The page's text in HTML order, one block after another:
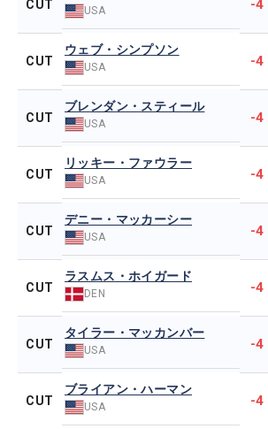
CUT USA -4
CUT
ウェブ・シンプソン
USA -4
CUT
ブレンダン・スティール
USA -4
CUT
リッキー・ファウラー
USA -4
CUT
デニー・マッカーシー
USA -4
CUT
ラスムス・ホイガード
DEN -4
CUT
タイラー・マッカンバー
USA -4
CUT
ブライアン・ハーマン
USA -4